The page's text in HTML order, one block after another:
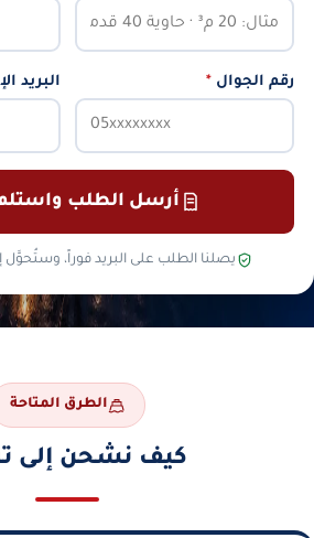
رقم الجوال * البريد
أرسل الطلب
يصلنا الطلب على البريد فوراً، وستُحوَّل
الطرق المتاحة
كيف نشحن إلى